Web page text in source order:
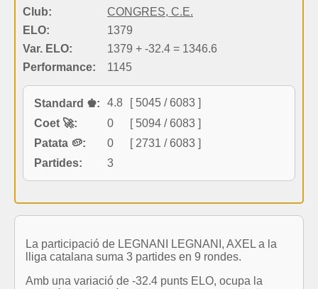
Club:
CONGRES, C.E.
ELO:
1379
Var. ELO:
1379 + -32.4 = 1346.6
Performance:
1145
Standard ♚: 4.8
[ 5045 / 6083 ]
Coet 🚀:
0
[ 5094 / 6083 ]
Patata 🥔:
0
[ 2731 / 6083 ]
Partides:
3
La participació de LEGNANI LEGNANI, AXEL a la
lliga catalana suma 3 partides en 9 rondes.
Amb una variació de -32.4 punts ELO, ocupa la